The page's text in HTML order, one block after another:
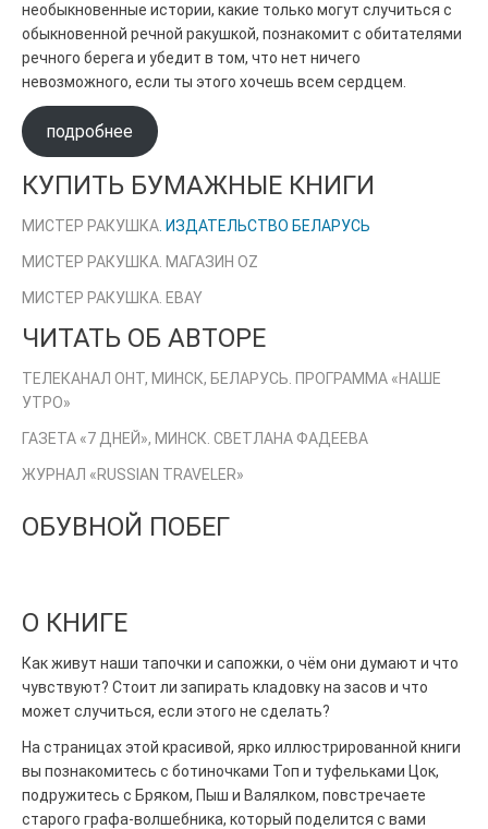
необыкновенные истории, какие только могут случиться с
обыкновенной речной ракушкой, познакомит с обитателями
речного берега и убедит в том, что нет ничего
невозможного, если ты этого хочешь всем сердцем.
подробнее
КУПИТЬ БУМАЖНЫЕ КНИГИ
МИСТЕР РАКУШКА . ИЗДАТЕЛЬСТВО БЕЛАРУСЬ
МИСТЕР РАКУШКА. МАГАЗИН OZ
МИСТЕР РАКУШКА. EBAY
ЧИТАТЬ ОБ АВТОРЕ
ТЕЛЕКАНАЛ ОНТ, МИНСК, БЕЛАРУСЬ. ПРОГРАММА «НАШЕ
УТРО»
ГАЗЕТА «7 ДНЕЙ», МИНСК. СВЕТЛАНА ФАДЕЕВА
ЖУРНАЛ «RUSSIAN TRAVELER»
ОБУВНОЙ ПОБЕГ
О КНИГЕ
Как живут наши тапочки и сапожки, о чём они думают и что
чувствуют? Стоит ли запирать кладовку на засов и что
может случиться, если этого не сделать?
На страницах этой красивой, ярко иллюстрированной книги
вы познакомитесь с ботиночками Топ и туфельками Цок,
подружитесь с Бряком, Пыш и Валялком, повстречаете
старого графа-волшебника, который поделится с вами